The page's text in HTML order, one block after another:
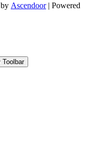
Ascendoor| Powered